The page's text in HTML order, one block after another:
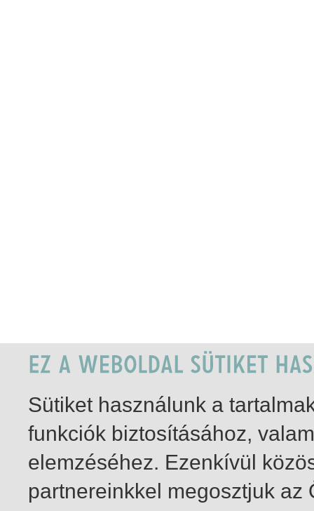
Sütiket használunk a
funkciók biztosításához,
elemzéséhez. Ezenkívül
partnereinkkel megosztjuk